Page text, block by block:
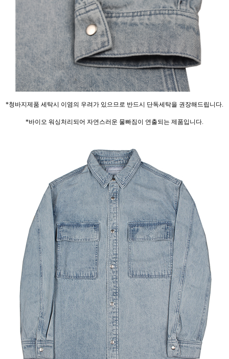
*청바지제품 세탁시 이염의 우려가 있으므로 반드시 단독세탁을 권장해드립니다.
*바이오 워싱처리되어 자연스러운 물빠짐이 연출되는 제품입니다.